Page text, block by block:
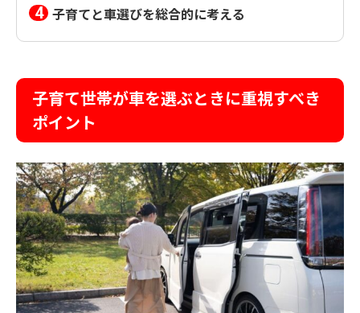
子育てと車選びを総合的に考える
子育て世帯が車を選ぶときに重視すべき
ポイント